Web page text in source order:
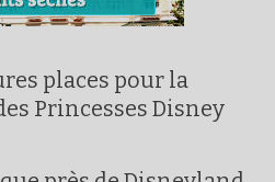
places pour la
Princesses Disney